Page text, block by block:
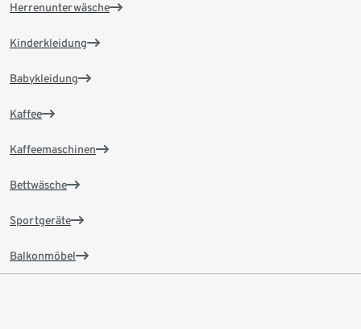
Herrenunterwäsche
Kinderkleidung
Babykleidung
Kaffee
Kaffeemaschinen
Bettwäsche
Sportgeräte
Balkonmöbel